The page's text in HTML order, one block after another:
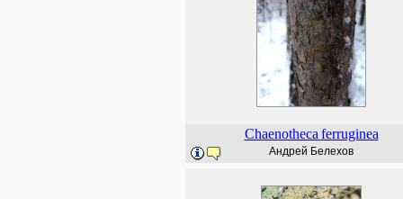
Chaenotheca ferruginea
Андрей Белехов